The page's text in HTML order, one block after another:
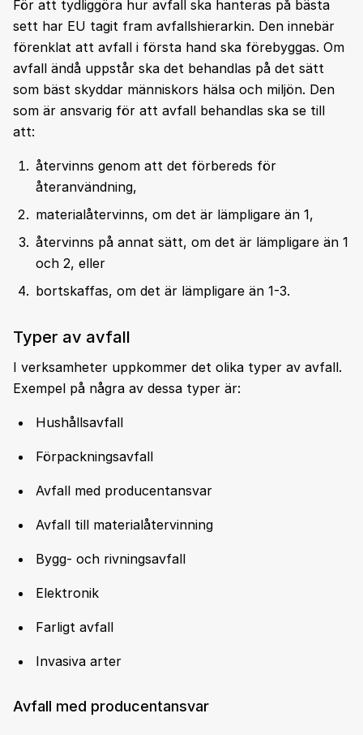
För att tydliggöra hur avfall ska hanteras på bästa
sett har EU tagit fram avfallshierarkin. Den innebär
förenklat att avfall i första hand ska förebyggas. Om
avfall ändå uppstår ska det behandlas på det sätt
som bäst skyddar människors hälsa och miljön. Den
som är ansvarig för att avfall behandlas ska se till
att:
återvinns genom att det förbereds för
återanvändning,
materialåtervinns, om det är lämpligare än 1,
återvinns på annat sätt, om det är lämpligare än 1
och 2, eller
bortskaffas, om det är lämpligare än 1-3.
Typer av avfall
I verksamheter uppkommer det olika typer av avfall.
Exempel på några av dessa typer är:
Hushållsavfall
Förpackningsavfall
Avfall med producentansvar
Avfall till materialåtervinning
Bygg- och rivningsavfall
Elektronik
Farligt avfall
Invasiva arter
Avfall med producentansvar